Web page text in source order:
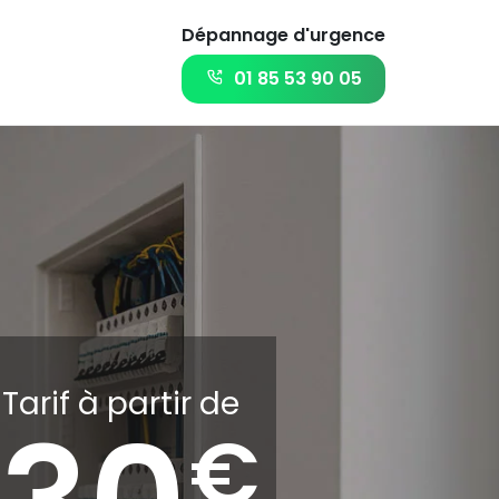
Dépannage d'urgence
01 85 53 90 05
Tarif à partir de